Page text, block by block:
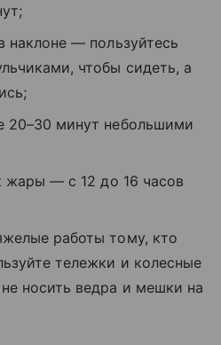
наклоне — пользуйтесь
чтобы сидеть, а
20–30 минут небольшими
жары — с 12 до 16 часов
работы тому, кто
тележки и колесные
носить ведра и мешки на